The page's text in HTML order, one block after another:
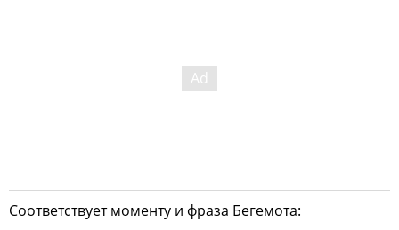
Соответствует моменту и фраза Бегемота: